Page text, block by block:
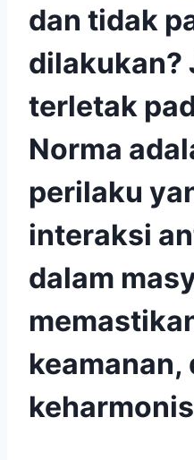
dan tidak
dilakukan?
terletak
Norma
perilaku
interaksi
dalam
keamanan,